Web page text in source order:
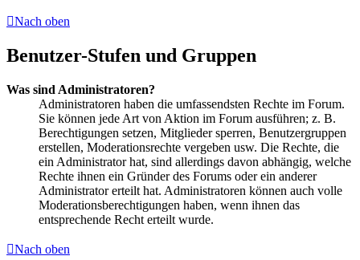
Nach oben
Benutzer-Stufen und Gruppen
Was sind Administratoren?
Administratoren haben die umfassendsten Rechte im Forum.
Sie können jede Art von Aktion im Forum ausführen; z. B.
Berechtigungen setzen, Mitglieder sperren, Benutzergruppen
erstellen, Moderationsrechte vergeben usw. Die Rechte, die
ein Administrator hat, sind allerdings davon abhängig, welche
Rechte ihnen ein Gründer des Forums oder ein anderer
Administrator erteilt hat. Administratoren können auch volle
Moderationsberechtigungen haben, wenn ihnen das
entsprechende Recht erteilt wurde.
Nach oben